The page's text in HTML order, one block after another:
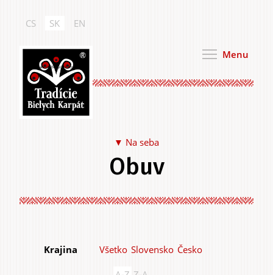
obsah
Tradície Bielych Karpát
Menu
CS SK EN
Na seba
Na seba
Obuv
Krajina Všetko Slovensko Česko